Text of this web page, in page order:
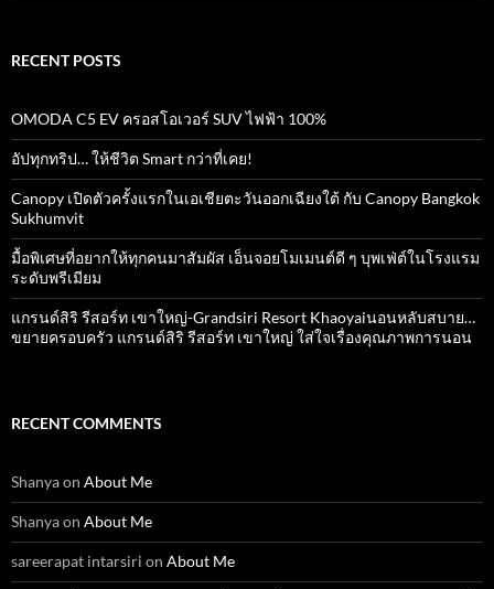
RECENT POSTS
OMODA C5 EV ครอสโอเวอร์ SUV ไฟฟ้า 100%
อัปทุกทริป… ให้ชีวิต Smart กว่าที่เคย!
Canopy เปิดตัวครั้งแรกในเอเชียตะวันออกเฉียงใต้ กับ Canopy Bangkok
Sukhumvit
มื้อพิเศษที่อยากให้ทุกคนมาสัมผัส เอ็นจอยโมเมนต์ดี ๆ บุพเฟ่ต์ในโรงแรม
ระดับพรีเมียม
แกรนด์สิริ​ รีสอร์ท​ เขาใหญ่​-Grandsiri​ Resort​ Khaoyaiนอนหลับสบาย…
ขยายครอบครัว แกรนด์สิริ รีสอร์ท เขาใหญ่ ใส่ใจเรื่องคุณภาพการนอน
RECENT COMMENTS
Shanyaon About Me
Shanyaon About Me
sareerapat intarsiri on About Me